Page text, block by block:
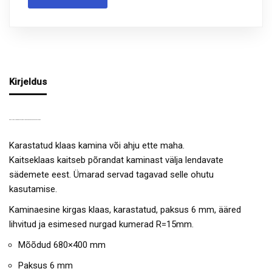
Kirjeldus
Karastatud klaas kamina või ahju ette maha.
Kaitseklaas kaitseb põrandat kaminast välja lendavate
sädemete eest. Ümarad servad tagavad selle ohutu
kasutamise.
Kaminaesine kirgas klaas, karastatud, paksus 6 mm, ääred
lihvitud ja esimesed nurgad kumerad R=15mm.
Mõõdud 680×400 mm
Paksus 6 mm